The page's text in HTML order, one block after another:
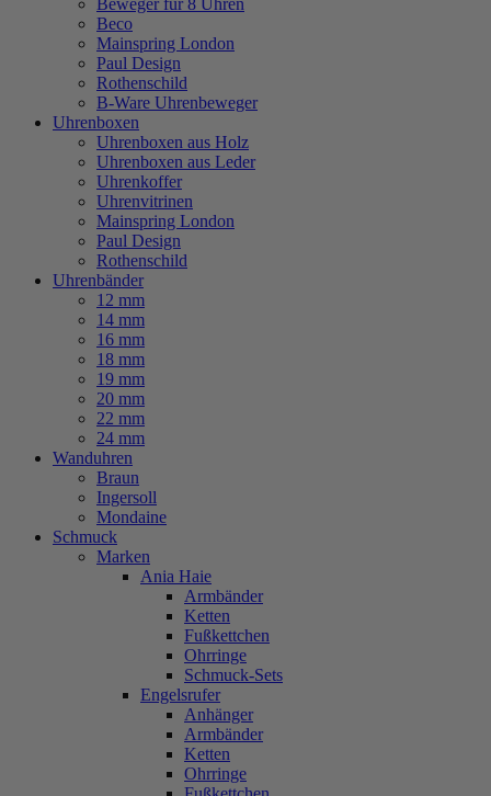
Beweger für 8 Uhren
Beco
Mainspring London
Paul Design
Rothenschild
B-Ware Uhrenbeweger
Uhrenboxen
Uhrenboxen aus Holz
Uhrenboxen aus Leder
Uhrenkoffer
Uhrenvitrinen
Mainspring London
Paul Design
Rothenschild
Uhrenbänder
12 mm
14 mm
16 mm
18 mm
19 mm
20 mm
22 mm
24 mm
Wanduhren
Braun
Ingersoll
Mondaine
Schmuck
Marken
Ania Haie
Armbänder
Ketten
Fußkettchen
Ohrringe
Schmuck-Sets
Engelsrufer
Anhänger
Armbänder
Ketten
Ohrringe